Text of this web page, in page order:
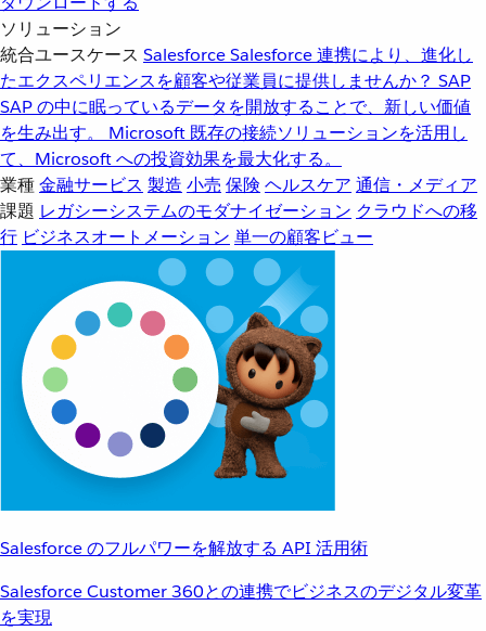
ソリューション
統合ユースケース SalesforceSalesforce 連携により、進化し
たエクスペリエンスを顧客や従業員に提供しませんか？ SAP
SAP の中に眠っているデータを開放することで、新しい価値
を生み出す。
Microsoft 既存の接続ソリューションを活用し
て、Microsoft への投資効果を最大化する。
業種金融サービス 製造 小売 保険 ヘルスケア 通信・メディア
課題 レガシーシステムのモダナイゼーション クラウドへの移
行 ビジネスオートメーション 単一の顧客ビュー
Salesforce のフルパワーを解放する API 活用術
Salesforce Customer 360との連携でビジネスのデジタル変革
を実現